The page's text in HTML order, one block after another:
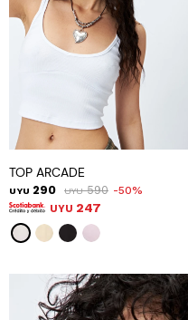
TOP ARCADE
UYU 290 UYU 590 50
UYU 247